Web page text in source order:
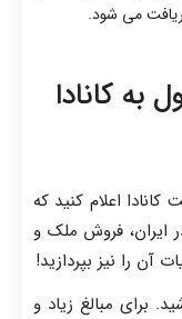
به کانادا
اعلام کنید که
ایران، فروش ملک و
آن را نیز بپردازید!
برای مبالغ زیاد و